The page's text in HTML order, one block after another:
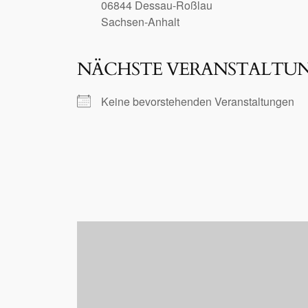
06844 Dessau-Roßlau
Sachsen-Anhalt
NÄCHSTE
Keine bevorstehenden Veranstaltungen